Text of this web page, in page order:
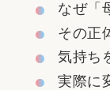
なぜ「
その正
気持ち
実際に